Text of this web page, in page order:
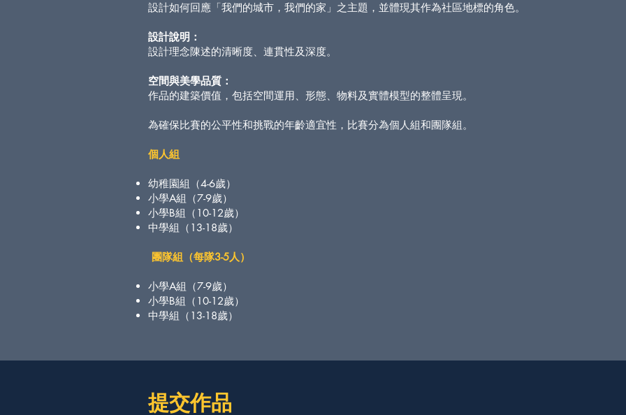
設計如何回應「我們的城市，我們的家」之主題，並體現其作為社區地標的角色。
設計說明：
設計理念陳述的清晰度、連貫性及深度。
空間與美學品質：
作品的建築價值，包括空間運用、形態、物料及實體模型的整體呈現。
​為確保比賽的公平性和挑戰的年齡適宜性，比賽分為個人組和團隊組。
個人組
幼稚園組（4-6歲）
小學A組（7-9歲）
小學B組（10-12歲）
中學組（13-18歲）
團隊組（每隊3-5人）
小學A組（7-9歲）
小學B組（10-12歲）
中學組（13-18歲）
提交作品